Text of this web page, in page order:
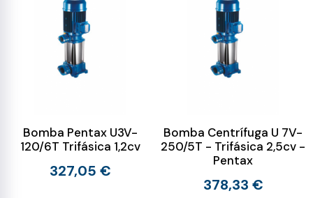
Bomba Pentax U3V-
120/6T Trifásica 1,2cv
327,05 €
Bomba Centrífuga U 7V-
250/5T - Trifásica 2,5cv -
Pentax
378,33 €